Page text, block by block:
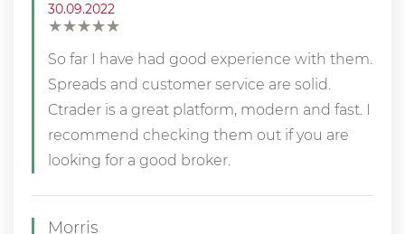
30.09.2022
★★
★★
★★
★★
★
So far I have had good experience with them.
Spreads and customer service are solid.
Ctrader is a great platform, modern and fast. I
recommend checking them out if you are
looking for a good broker.
Morris